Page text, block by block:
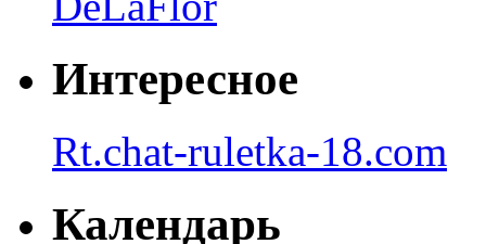
Интересное
Rt.chat-ruletka-18.com
Календарь